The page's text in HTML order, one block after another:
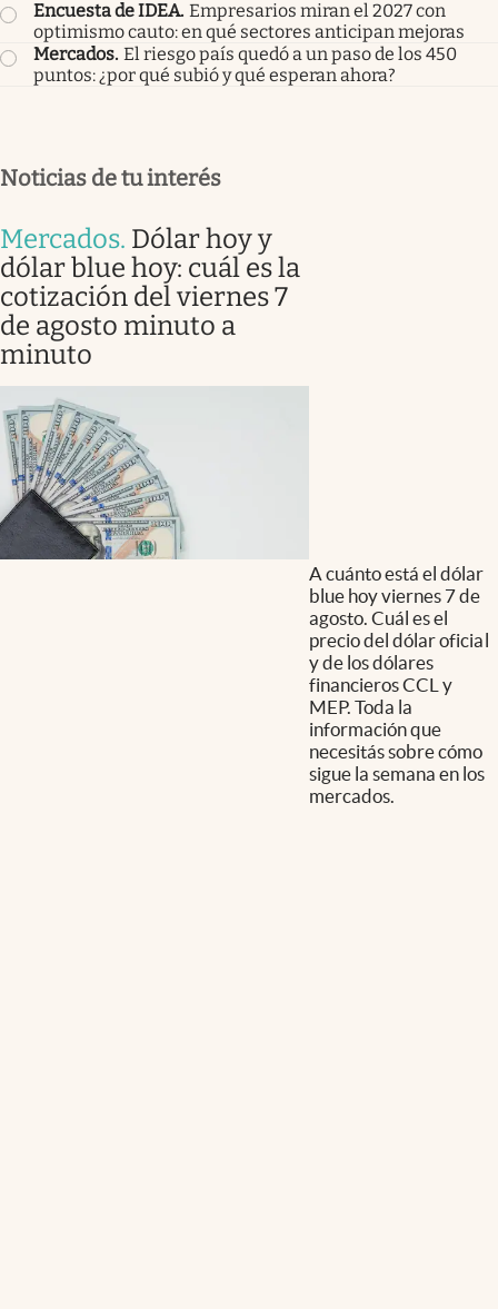
Encuesta de IDEA. Empresarios miran el 2027 con
optimismo cauto: en qué sectores anticipan mejoras
Mercados. El riesgo país quedó a un paso de los 450
puntos: ¿por qué subió y qué esperan ahora?
Noticias de tu interés
Mercados. Dólar hoy y
dólar blue hoy: cuál es la
cotización del viernes 7
de agosto minuto a
minuto
A cuánto está el dólar
blue hoy viernes 7 de
agosto. Cuál es el
precio del dólar oficial
y de los dólares
financieros CCL y
MEP. Toda la
información que
necesitás sobre cómo
sigue la semana en los
mercados.